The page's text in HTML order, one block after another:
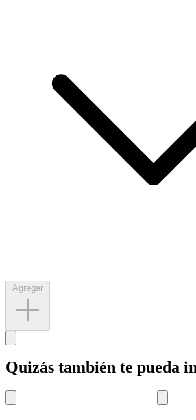
Quizás también te pueda